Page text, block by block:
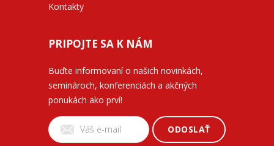
Kontakty
PRIPOJTE SA K NÁM
Buďte informovaní o našich novinkách,
seminároch, konferenciách a akčných
ponukách ako prví!
ODOSLAŤ